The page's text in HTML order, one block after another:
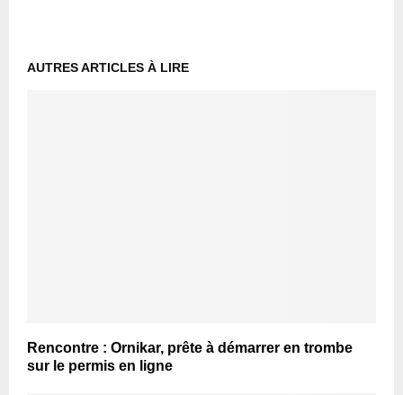
AUTRES ARTICLES À LIRE
Rencontre : Ornikar, prête à démarrer en trombe
sur le permis en ligne